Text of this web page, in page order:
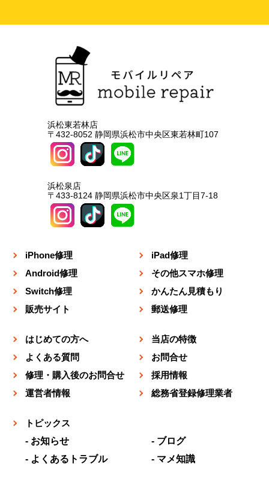
浜松東若林店
〒432-8052 静岡県浜松市中央区東若林町107
浜松泉店
〒433-8124 静岡県浜松市中央区泉1丁目7-18
iPhone修理
iPad修理
Android修理
その他スマホ修理
Switch修理
かんたん見積もり
販売サイト
郵送修理
はじめての方へ
当店の特徴
よくある質問
お問合せ
修理・購入後のお問合せ
採用情報
運営者情報
総務省登録修理業者
トピックス
お知らせ
ブログ
よくあるトラブル
マメ知識